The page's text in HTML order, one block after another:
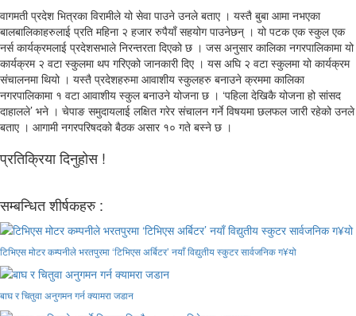
वागमती प्रदेश भित्रका विरामीले यो सेवा पाउने उनले बताए । यस्तै बुबा आमा नभएका
बालबालिकाहरुलाई प्रति महिना २ हजार रुपैयाँ सहयोग पाउनेछन् । यो पटक एक स्कुल एक
नर्स कार्यक्रमलाई प्रदेशसभाले निरन्तरता दिएको छ । जस अनुसार कालिका नगरपालिकामा यो
कार्यक्रम २ वटा स्कुलमा थप गरिएको जानकारी दिए । यस अघि २ वटा स्कुलमा यो कार्यक्रम
संचालनमा थियो । यस्तै प्रदेशहरुमा आवाशीय स्कुलहरु बनाउने क्रममा कालिका
नगरपालिकामा १ वटा आवाशीय स्कुल बनाउने योजना छ । ‘पहिला देखिकै योजना हो सांसद
दाहालले’ भने । चेपाङ समुदायलाई लक्षित गरेर संचालन गर्ने विषयमा छलफल जारी रहेको उनले
बताए । आगामी नगरपरिषदको बैठक असार १० गते बस्ने छ ।
प्रतिक्रिया दिनुहोस !
सम्बन्धित शीर्षकहरु :
टिभिएस मोटर कम्पनीले भरतपुरमा ‘टिभिएस अर्बिटर’ नयाँ विद्युतीय स्कुटर सार्वजनिक ग¥यो
बाघ र चितुवा अनुगमन गर्न क्यामरा जडान